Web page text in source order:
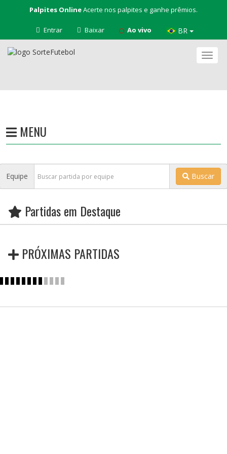
Palpites OnlineAcerte nos palpites e ganhe prêmios.
Entrar Baixar Ao vivo BR
MENU
Equipe Buscar
Partidas em Destaque
PRÓXIMAS PARTIDAS